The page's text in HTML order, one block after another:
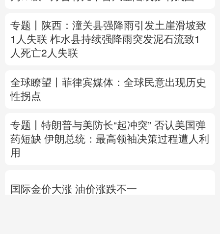
专题丨
陕西：潼关县强降雨引发土崖滑坡致
1人失联 柞水县持续强降雨突发泥石流致1
人死亡2人失联
全球瞭望丨菲律宾媒体：全球民意出现历史
性拐点
专题丨 特朗普与美防长“起冲突” 否认美国弹
药短缺 伊朗总统：最高领袖决策过程遭人利
用
国际金价大涨 油价涨跌不一